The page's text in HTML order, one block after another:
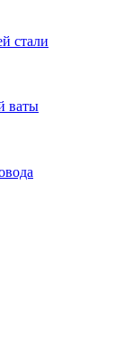
стали
ваты